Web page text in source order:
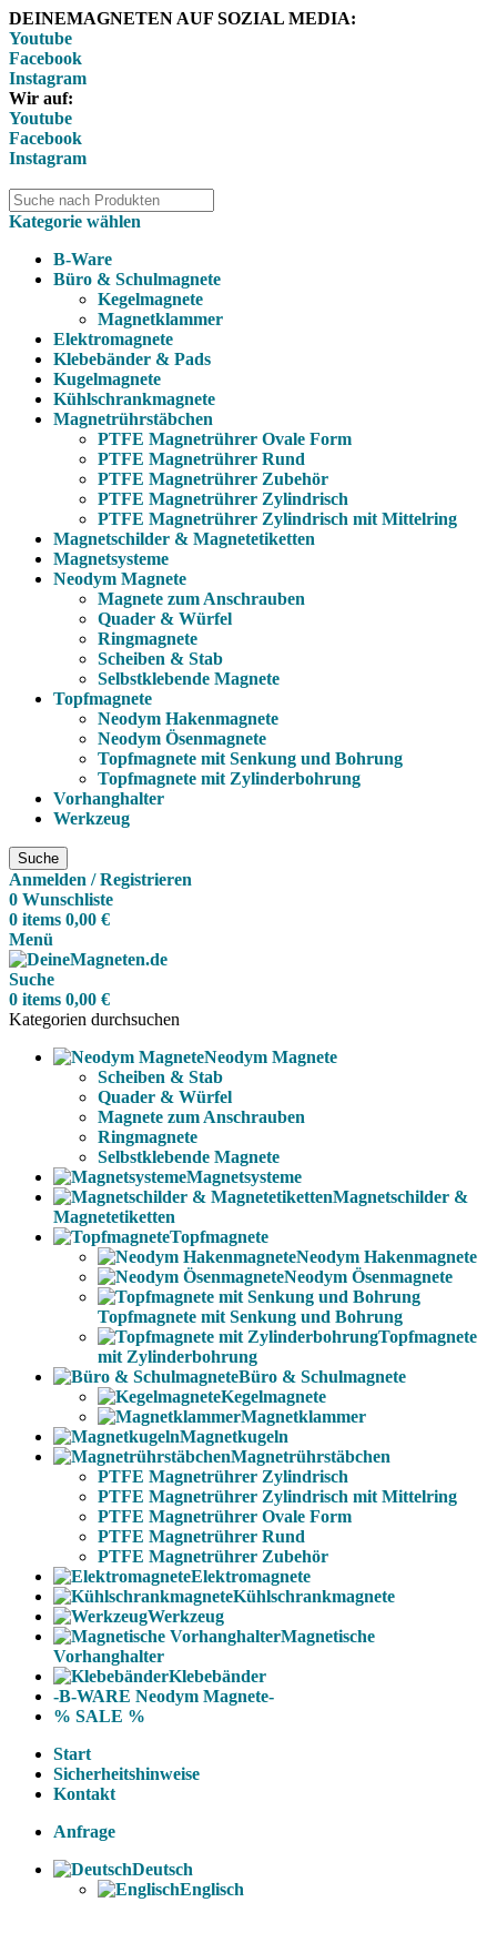
DEINEMAGNETEN AUF SOZIAL MEDIA:
Youtube
Facebook
Instagram
Wir auf:
Youtube
Facebook
Instagram
Kategorie wählen
B-Ware
Büro & Schulmagnete
Kegelmagnete
Magnetklammer
Elektromagnete
Klebebänder & Pads
Kugelmagnete
Kühlschrankmagnete
Magnetrührstäbchen
PTFE Magnetrührer Ovale Form
PTFE Magnetrührer Rund
PTFE Magnetrührer Zubehör
PTFE Magnetrührer Zylindrisch
PTFE Magnetrührer Zylindrisch mit Mittelring
Magnetschilder & Magnetetiketten
Magnetsysteme
Neodym Magnete
Magnete zum Anschrauben
Quader & Würfel
Ringmagnete
Scheiben & Stab
Selbstklebende Magnete
Topfmagnete
Neodym Hakenmagnete
Neodym Ösenmagnete
Topfmagnete mit Senkung und Bohrung
Topfmagnete mit Zylinderbohrung
Vorhanghalter
Werkzeug
Suche
Anmelden / Registrieren
0 Wunschliste
0 items 0,00 €
Menü
Suche
0 items 0,00 €
Kategorien durchsuchen
Neodym Magnete
Scheiben & Stab
Quader & Würfel
Magnete zum Anschrauben
Ringmagnete
Selbstklebende Magnete
Magnetsysteme
Magnetschilder &
Magnetetiketten
Topfmagnete
Neodym Hakenmagnete
Neodym Ösenmagnete
Topfmagnete mit Senkung und Bohrung
Topfmagnete
mit Zylinderbohrung
Büro & Schulmagnete
Kegelmagnete
Magnetklammer
Magnetkugeln
Magnetrührstäbchen
PTFE Magnetrührer Zylindrisch
PTFE Magnetrührer Zylindrisch mit Mittelring
PTFE Magnetrührer Ovale Form
PTFE Magnetrührer Rund
PTFE Magnetrührer Zubehör
Elektromagnete
Kühlschrankmagnete
Werkzeug
Magnetische
Vorhanghalter
Klebebänder
-B-WARE Neodym Magnete-
% SALE %
Start
Sicherheitshinweise
Kontakt
Anfrage
Deutsch
Englisch